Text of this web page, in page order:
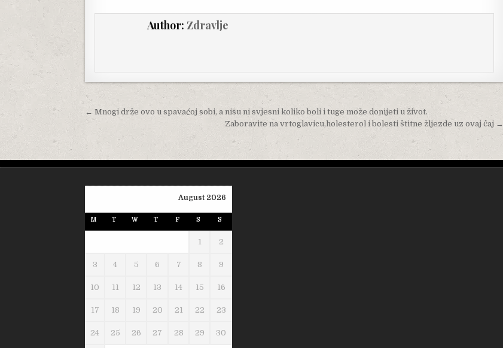
Author: Zdravlje
Post navigation
← Mnogi drže ovo u spavaćoj sobi, a nisu ni svjesni koliko boli i tuge može donijeti u život.
Zaboravite na vrtoglavicu,holesterol i bolesti štitne žljezde uz ovaj čaj →
August 2026
M T W T F S S
1 2
3 4 5 6 7 8 9
10 11 12 13 14 15 16
17 18 19 20 21 22 23
24 25 26 27 28 29 30